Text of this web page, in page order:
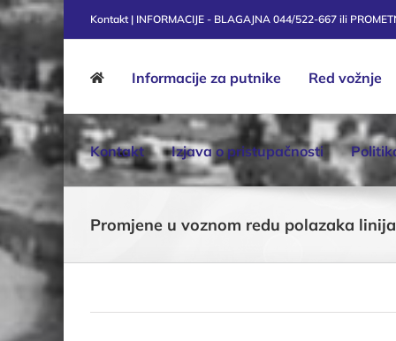
Skip
to
Kontakt | INFORMACIJE - BLAGAJNA 044/522-667 ili
Informacije za putnike Red vožnje
Kontakt Izjava o pristupačnosti
Promjene u voznom redu polazaka